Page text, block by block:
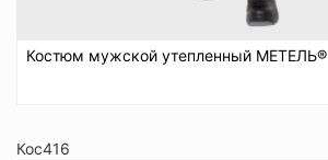
Костюм мужской утепленный МЕТЕЛЬ®
Кос416